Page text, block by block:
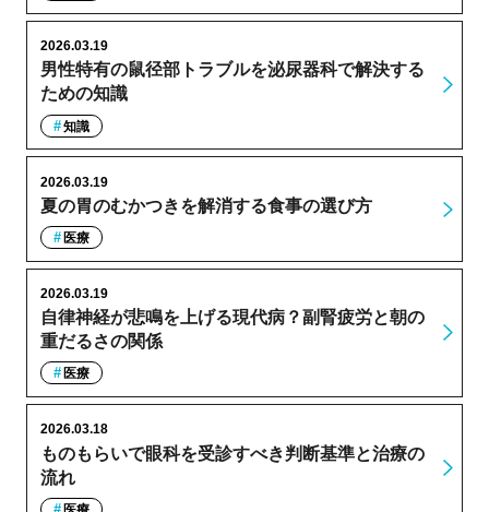
男性特有の鼠径部トラブルを泌尿器科で解決する
ための知識
2026.03.19
知識
夏の胃のむかつきを解消する食事の選び方
2026.03.19
医療
自律神経が悲鳴を上げる現代病？副腎疲労と朝の
重だるさの関係
2026.03.19
医療
ものもらいで眼科を受診すべき判断基準と治療の
流れ
2026.03.18